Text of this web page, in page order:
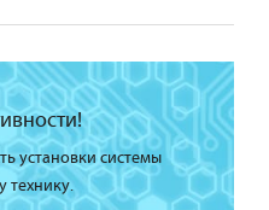
установки системы
технику.